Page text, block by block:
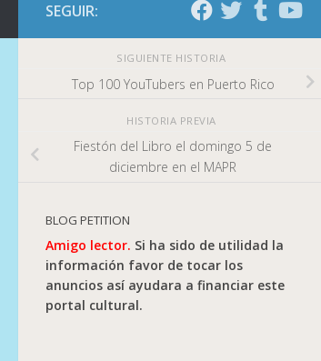
SEGUIR:
SIGUIENTE HISTORIA
Top 100 YouTubers en Puerto Rico
HISTORIA PREVIA
Fiestón del Libro el domingo 5 de
diciembre en el MAPR
BLOG PETITION
Amigo lector. Si ha sido de utilidad la
información favor de tocar los
anuncios así ayudara a financiar este
portal cultural.